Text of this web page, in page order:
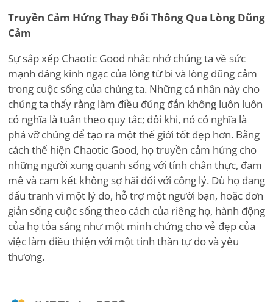
Truyền Cảm Hứng Thay Đổi Thông Qua Lòng Dũng
Cảm
Sự sắp xếp Chaotic Good nhắc nhở chúng ta về sức
mạnh đáng kinh ngạc của lòng từ bi và lòng dũng cảm
trong cuộc sống của chúng ta. Những cá nhân này cho
chúng ta thấy rằng làm điều đúng đắn không luôn luôn
có nghĩa là tuân theo quy tắc; đôi khi, nó có nghĩa là
phá vỡ chúng để tạo ra một thế giới tốt đẹp hơn. Bằng
cách thể hiện Chaotic Good, họ truyền cảm hứng cho
những người xung quanh sống với tính chân thực, đam
mê và cam kết không sợ hãi đối với công lý. Dù họ đang
đấu tranh vì một lý do, hỗ trợ một người bạn, hoặc đơn
giản sống cuộc sống theo cách của riêng họ, hành động
của họ tỏa sáng như một minh chứng cho vẻ đẹp của
việc làm điều thiện với một tinh thần tự do và yêu
thương.